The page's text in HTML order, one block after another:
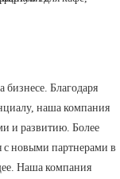
бизнесе. Благодаря
наша компания
и развитию. Более
с новыми партнерами в
Наша компания